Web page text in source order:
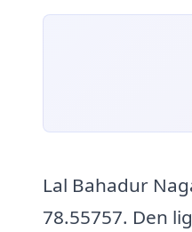
Lal Bahadur
78.55757. Den